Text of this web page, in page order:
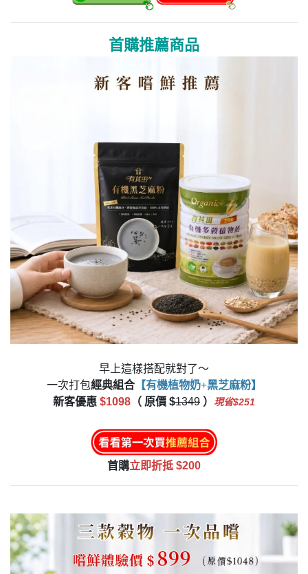
首購推薦商品
早上這樣搭配就對了～
一次打包經典組合【有機植物奶+黑芝麻粉】
新客優惠 $1098 （ 原價 $1349 ） 現省$251
首購立即折抵 $200